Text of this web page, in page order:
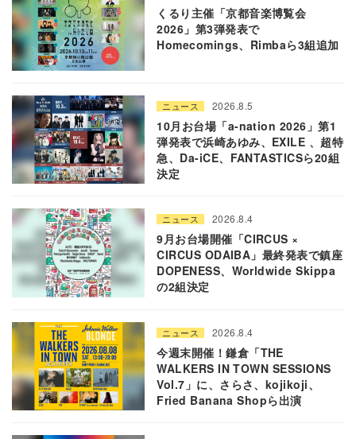
くるり主催「京都音楽博覧会
2026」第3弾発表で
Homecomings、Rimbaら3組追加
ニュース 2026.8.5
10月お台場「a-nation 2026」第1
弾発表で浜崎あゆみ、EXILE 、超特
急、Da-iCE、FANTASTICSら20組
決定
ニュース 2026.8.4
9月お台場開催「CIRCUS ×
CIRCUS ODAIBA」最終発表で鎮座
DOPENESS、Worldwide Skippa
の2組決定
ニュース 2026.8.4
今週末開催！鎌倉「THE
WALKERS IN TOWN SESSIONS
Vol.7」に、さらさ、kojikoji、
Fried Banana Shopら出演